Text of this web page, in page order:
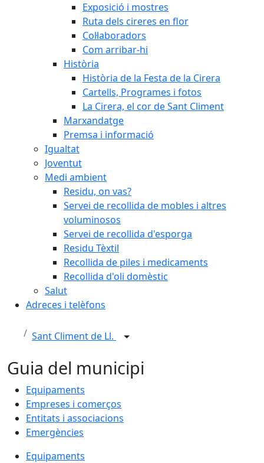
Exposició i mostres
Ruta dels cireres en flor
Col·laboradors
Com arribar-hi
Història
Història de la Festa de la Cirera
Cartells, Programes i fotos
La Cirera, el cor de Sant Climent
Marxandatge
Premsa i informació
Igualtat
Joventut
Medi ambient
Residu, on vas?
Servei de recollida de mobles i altres
voluminosos
Servei de recollida d'esporga
Residu Tèxtil
Recollida de piles i medicaments
Recollida d'oli domèstic
Salut
Adreces i telèfons
Sant Climent de Ll.
Guia del municipi
Equipaments
Empreses i comerços
Entitats i associacions
Emergències
Equipaments